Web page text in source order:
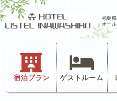
福島
オー
宿泊プラン ゲストルーム